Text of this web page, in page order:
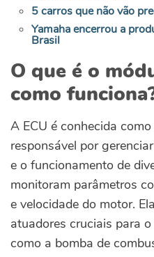
5 carros que não vão
Yamaha encerrou a
Brasil
O que é o
como
A ECU é conhecida
responsável por
e o funcionamento de
monitoram parâmetros
e velocidade do motor.
atuadores cruciais para
como a bomba de